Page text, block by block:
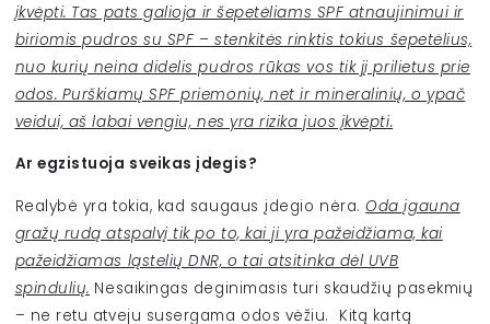
įkvėpti. Tas pats galioja ir šepetėliams SPF atnaujinimui ir
biriomis pudros su SPF – stenkitės rinktis tokius šepetėlius,
nuo kurių neina didelis pudros rūkas vos tik jį prilietus prie
odos. Purškiamų SPF priemonių, net ir mineralinių, o ypač
veidui, aš labai vengiu, nes yra rizika juos įkvėpti.
Ar egzistuoja sveikas įdegis?
Realybė yra tokia, kad saugaus įdegio nėra.Oda įgauna
gražų rudą atspalvį tik po to, kai ji yra pažeidžiama, kai
pažeidžiamas ląstelių DNR, o tai atsitinka dėl UVB
spindulių. Nesaikingas deginimasis turi skaudžių pasekmių
– ne retu atveju susergama odos vėžiu. Kitą kartą